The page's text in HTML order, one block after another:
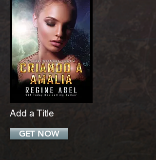
Add a Title
GET NOW